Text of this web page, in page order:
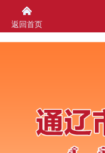
返回首页